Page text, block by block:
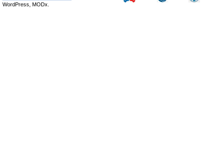
WordPress, MODx.